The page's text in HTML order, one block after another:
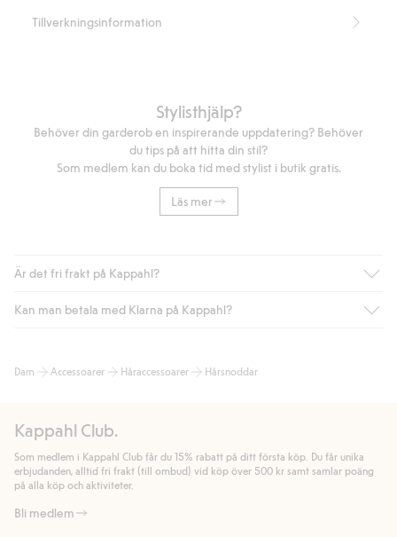
Tillverkningsinformation
Stylisthjälp?
Behöver din garderob en inspirerande uppdatering? Behöver
du tips på att hitta din stil?
Som medlem kan du boka tid med stylist i butik gratis.
Läs mer
Är det fri frakt på Kappahl?
Är du medlem i Kappahl Club har du alltid gratis frakt till butik
automatik efter du loggat in och identifierats som medlem.
handlar för.
Läs mer
Kan man betala med Klarna på Kappahl?
bland annat faktura och swish men även andra betalningssätt.
allmänna villkor.
Läs mer
Dam Accessoarer Håraccessoarer Hårsnoddar
Kappahl Club.
Som medlem i Kappahl Club får du 15% rabatt på ditt första köp. Du får unika
erbjudanden, alltid fri frakt (till ombud) vid köp över 500 kr samt samlar poäng
på alla köp och aktiviteter.
Bli medlem